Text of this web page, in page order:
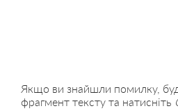
Якщо ви знайшли помилку,
фрагмент тексту та натисніть